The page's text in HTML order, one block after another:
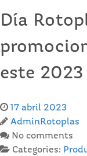
Día
este 2023
17 abril 2023
AdminRotoplas
No comments
Categories: